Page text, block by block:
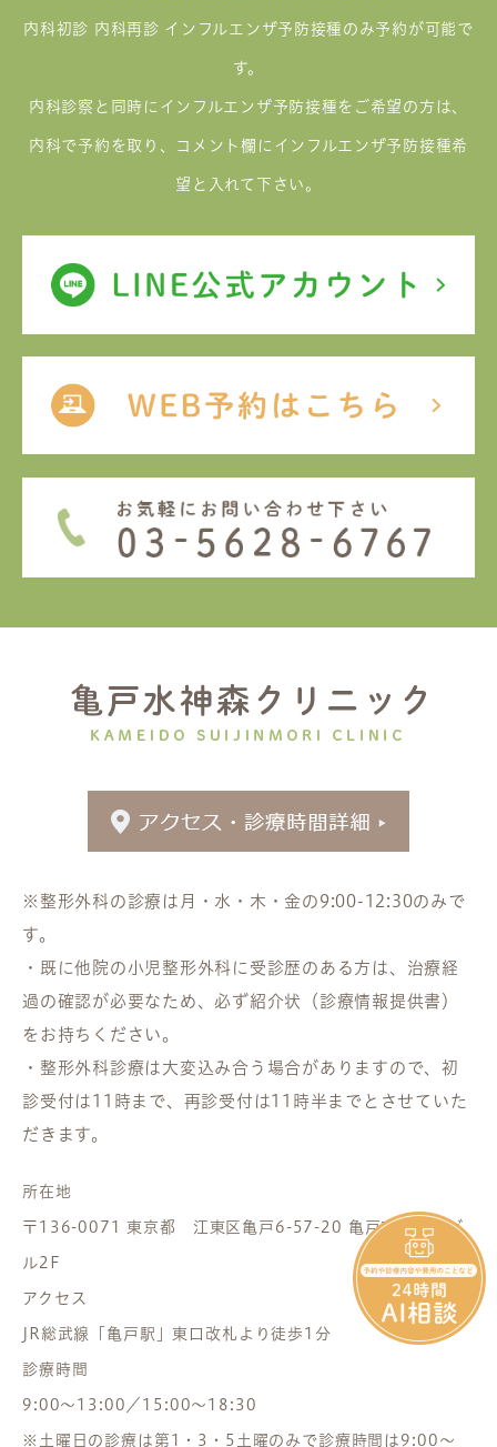
内科初診 内科再診 インフルエンザ予防接種のみ予約が可能で
す。
内科診察と同時にインフルエンザ予防接種をご希望の方は、
内科で予約を取り、コメント欄にインフルエンザ予防接種希
望と入れて下さい。
※整形外科の診療は月・水・木・金の9:00-12:30のみで
す。
・既に他院の小児整形外科に受診歴のある方は、治療経
過の確認が必要なため、必ず紹介状（診療情報提供書）
をお持ちください。
・整形外科診療は大変込み合う場合がありますので、初
診受付は11時まで、再診受付は11時半までとさせていた
だきます。
所在地
〒136-0071 東京都 江東区亀戸6-57-20 亀戸東口駅前ビ
ル2F
アクセス
JR総武線「亀戸駅」東口改札より徒歩1分
診療時間
9:00～13:00／15:00～18:30
※土曜日の診療は第1・3・5土曜のみで診療時間は9:00～